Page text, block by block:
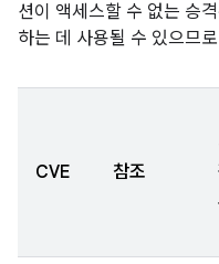
션이 액세스할 수 없는 승
하는 데 사용될 수 있으므
CVE 참조